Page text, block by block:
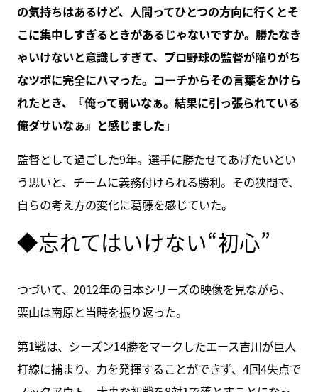
の気持ちはあるけど、人間ってひとつの方向に行くとそ
こに集中しすぎるときがあるじゃないですか。勝たなき
ゃいけないと意識しすぎて、プロ野球の監督が陥りがち
なツボに完全にハマった。コーチからその言葉をかけら
れたとき、『俺って弱いなぁ。結果に引っ張られている
俺ダサいなぁ』と感じました 」
監督として過ごした9年。選手に勝たせてあげたいとい
う思いと、チームに義務付けられる勝利。その狭間で、
自らの考え方の変化に葛藤を感じていた。
◆忘れてはいけない“初心”
つづいて、2012年の日本シリーズの映像を見ながら、
栗山は南原と当時を振り返った。
第1戦は、シーズン14勝をマークしたエース吉川が巨人
打線に捕まり、力を発揮することができず、4回4失点で